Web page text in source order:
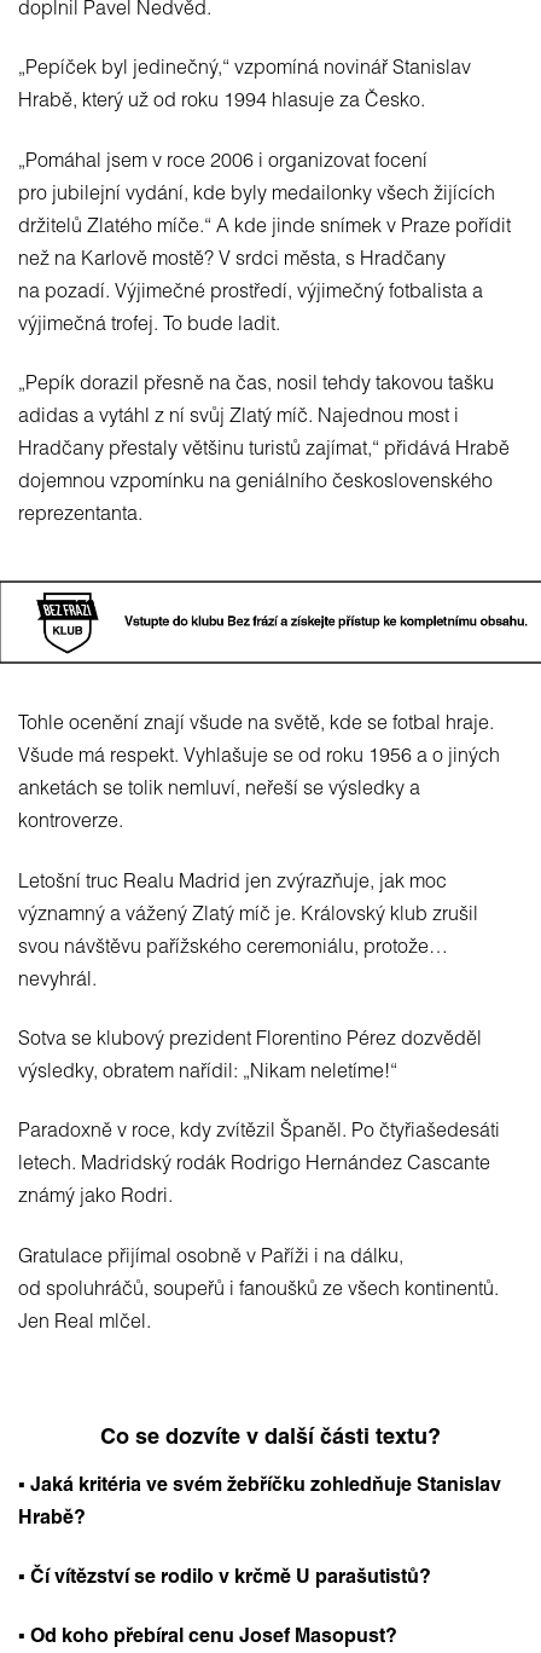
doplnil Pavel Nedvěd.
„Pepíček byl jedinečný,“ vzpomíná novinář Stanislav
Hrabě, který už od roku 1994 hlasuje za Česko.
„Pomáhal jsem v roce 2006 i organizovat focení
pro jubilejní vydání, kde byly medailonky všech žijících
držitelů Zlatého míče.“ A kde jinde snímek v Praze pořídit
než na Karlově mostě? V srdci města, s Hradčany
na pozadí. Výjimečné prostředí, výjimečný fotbalista a
výjimečná trofej. To bude ladit.
„Pepík dorazil přesně na čas, nosil tehdy takovou tašku
adidas a vytáhl z ní svůj Zlatý míč. Najednou most i
Hradčany přestaly většinu turistů zajímat,“ přidává Hrabě
dojemnou vzpomínku na geniálního československého
reprezentanta.
Tohle ocenění znají všude na světě, kde se fotbal hraje.
Všude má respekt. Vyhlašuje se od roku 1956 a o jiných
anketách se tolik nemluví, neřeší se výsledky a
kontroverze.
Letošní truc Realu Madrid jen zvýrazňuje, jak moc
významný a vážený Zlatý míč je. Královský klub zrušil
svou návštěvu pařížského ceremoniálu, protože…
nevyhrál.
Sotva se klubový prezident Florentino Pérez dozvěděl
výsledky, obratem nařídil: „Nikam neletíme!“
Paradoxně v roce, kdy zvítězil Španěl. Po čtyřiašedesáti
letech. Madridský rodák Rodrigo Hernández Cascante
známý jako Rodri.
Gratulace přijímal osobně v Paříži i na dálku,
od spoluhráčů, soupeřů i fanoušků ze všech kontinentů.
Jen Real mlčel.
Co se dozvíte v další části textu?
▪️ Jaká kritéria ve svém žebříčku zohledňuje Stanislav
Hrabě?
▪️ Čí vítězství se rodilo v krčmě U parašutistů?
▪️ Od koho přebíral cenu Josef Masopust?